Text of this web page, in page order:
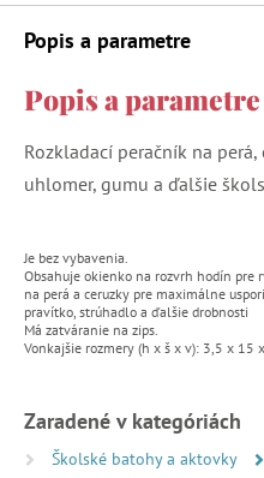
Popis a parametre
Popis a parametre
Rozkladací peračník na
uhlomer, gumu a ďalšie
Je bez vybavenia.
Obsahuje okienko na rozvrh hodín
na perá a ceruzky pre maximálne
pravítko, strúhadlo a ďalšie drobnosti
Má zatváranie na zips.
Vonkajšie rozmery (h x š x v): 3,5 x
Zaradené v kategóriách
Školské batohy a aktovky